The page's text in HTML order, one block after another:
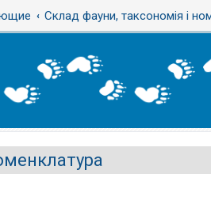
Склад фауни, таксономія і